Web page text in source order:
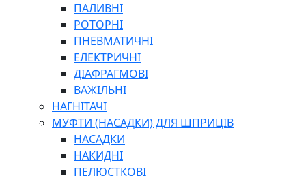
ПАЛИВНІ
РОТОРНІ
ПНЕВМАТИЧНІ
ЕЛЕКТРИЧНІ
ДІАФРАГМОВІ
ВАЖІЛЬНІ
НАГНІТАЧІ
МУФТИ (НАСАДКИ) ДЛЯ ШПРИЦІВ
НАСАДКИ
НАКИДНІ
ПЕЛЮСТКОВІ